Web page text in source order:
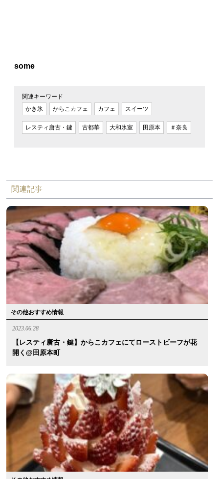
some
関連キーワード
かき氷
からこカフェ カフェ スイーツ
レスティ唐古・鍵 古都華 大和氷室 田原本 ＃奈良
関連記事
その他おすすめ情報
2023.06.28
【レスティ唐古・鍵】からこカフェにてローストビーフが花
開く@田原本町